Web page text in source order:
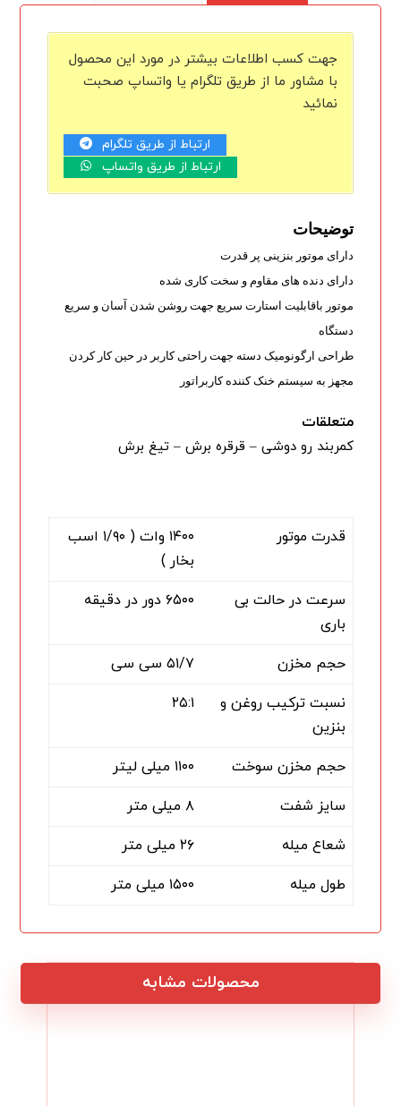
جهت کسب اطلاعات بیشتر در مورد این محصول
با مشاور ما از طریق تلگرام یا واتساپ صحبت
نمائید
ارتباط از طریق تلگرام
ارتباط از طریق واتساپ
توضیحات
دارای موتور بنزینی پر قدرت
دارای دنده های مقاوم و سخت کاری شده
موتور باقابلیت استارت سریع جهت روشن شدن آسان و سریع
دستگاه
طراحی ارگونومیک دسته جهت راحتی کاربر در حین کار کردن
مجهز به سیستم خنک کننده کاربراتور
متعلقات
کمربند رو دوشی – قرقره برش – تیغ برش
قدرت موتور
۱۴۰۰ وات ( ۱/۹۰ اسب
بخار )
سرعت در حالت بی
باری
۶۵۰۰ دور در دقیقه
حجم مخزن
۵۱/۷ سی سی
نسبت ترکیب روغن و
بنزین
۲۵:۱
حجم مخزن سوخت
۱۱۰۰ میلی لیتر
سایز شفت
۸ میلی متر
شعاع میله
۲۶ میلی متر
طول میله
۱۵۰۰ میلی متر
محصولات مشابه